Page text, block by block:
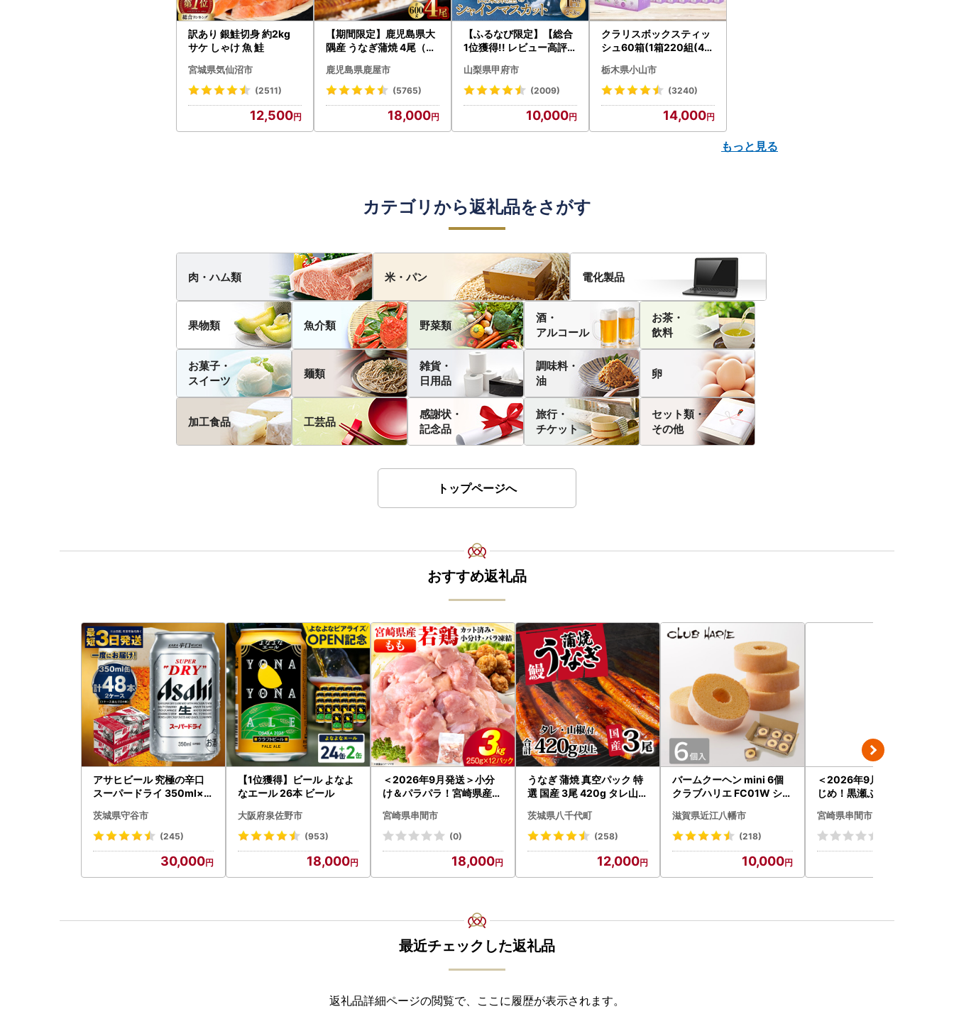
訳あり 銀鮭切身 約2kg
サケ しゃけ 魚 鮭
宮城県気仙沼市
(2511)
12,500
【期間限定】鹿児島県大
隅産 うなぎ蒲焼 4尾（60
cp18 うなぎ 鰻 魚 惣菜 総
菜
鹿児島県鹿屋市
(5765)
18,000
【ふるなび限定】【総合
1位獲得!! レビュー高評価
〉山梨県産 シャインマス
カット 2～3房（1.0kg以
N-Limited-SP
山梨県甲府市
(2009)
10,000
クラリスボックスティッ
シュ60箱(1箱220組(44
ト)【配送不可地域：離島
・沖縄県】【1256759】
栃木県小山市
(3240)
14,000
もっと見る
カテゴリから返礼品をさがす
肉・ハム類 米・パン 電化製品
果物類 魚介類 野菜類
酒・
アルコール
お茶・
飲料
お菓子・
スイーツ
麺類
雑貨・
日用品
調味料・
油
卵
加工食品 工芸品
感謝状・
記念品
旅行・
チケット
セット類・
その他
トップページへ
おすすめ返礼品
アサヒビール 究極の辛口
スーパードライ 350ml×4
茨城県守谷市
(245)
30,000
【1位獲得】ビール よなよ
なエール 26本 ビール
大阪府泉佐野市
(953)
18,000
＜2026年9月発送＞小分
け＆パラパラ！宮崎県産鶏
-009-2609
宮崎県串間市
(0)
18,000
うなぎ 蒲焼 真空パック 特
選 国産 3尾 420g タレ山椒
あり 茨城 ウナギ 鰻 個包装
人気 美味しい 小分け 八千
茨城県八千代町
(258)
12,000
バームクーヘン mini 6個
クラブハリエ FC01W シェ
ン
滋賀県近江八幡市
(218)
10,000
＜2026年9月発送分＞活
じめ！黒瀬ぶりの生鮮ブリ
K001-012-2609
宮崎県串間市
最近チェックした返礼品
返礼品詳細ページの閲覧で、ここに履歴が表示されます。